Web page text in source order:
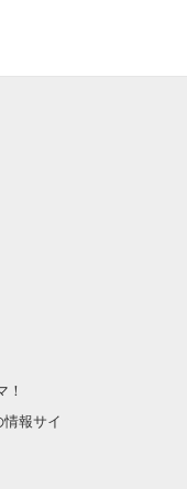
！
報サイ